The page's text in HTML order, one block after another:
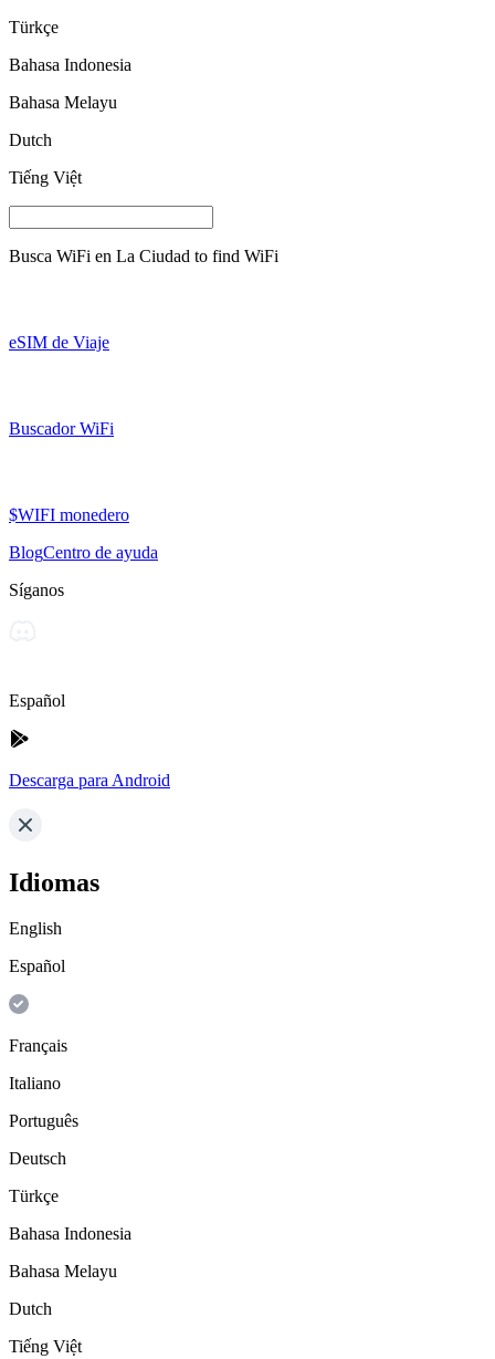
Türkçe
Bahasa Indonesia
Bahasa Melayu
Dutch
Tiếng Việt
Busca WiFi en La Ciudad to find WiFi
eSIM de Viaje
Buscador WiFi
$WIFI monedero
BlogCentro de ayuda
Síganos
Español
Descarga para Android
Idiomas
English
Español
Français
Italiano
Português
Deutsch
Türkçe
Bahasa Indonesia
Bahasa Melayu
Dutch
Tiếng Việt